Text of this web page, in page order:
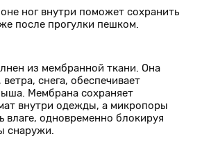
ног внутри поможет сохранить
после прогулки пешком.
из мембранной ткани. Она
снега, обеспечивает
Мембрана сохраняет
внутри одежды, а микропоры
влаге, одновременно блокируя
снаружи.